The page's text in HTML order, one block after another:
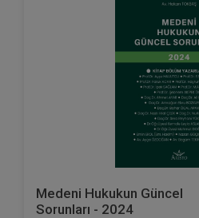
Medeni Hukukun Güncel
Sorunları - 2024